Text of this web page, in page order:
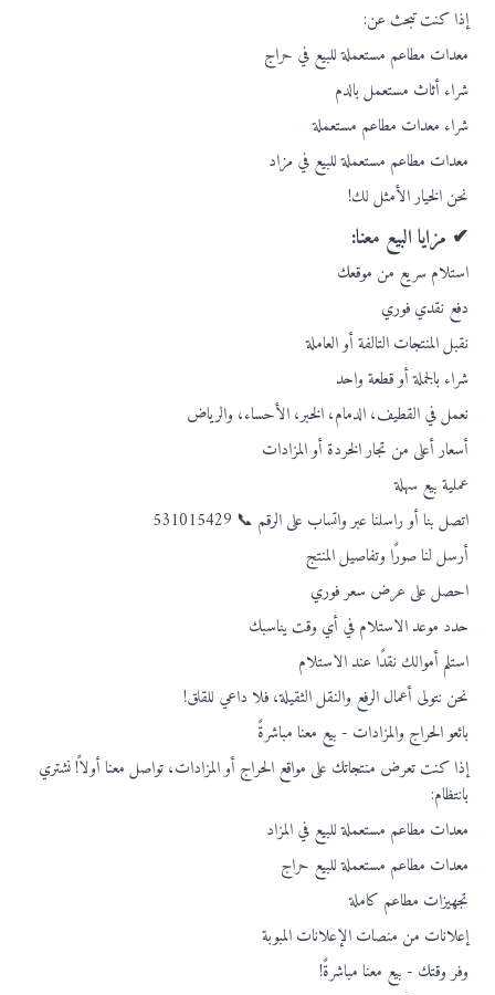
إذا كنت تبحث عن:
معدات مطاعم مستعملة للبيع في حراج
شراء أثاث مستعمل بالدم
شراء معدات مطاعم مستعملة
معدات مطاعم مستعملة للبيع في مزاد
نحن الخيار الأمثل لك!
✔ مزايا البيع معنا:
استلام سريع من موقعك
دفع نقدي فوري
نقبل المنتجات التالفة أو العاملة
شراء بالجملة أو قطعة واحد
نعمل في القطيف، الدمام، الخبر، الأحساء، والرياض
أسعار أعلى من تجار الخردة أو المزادات
عملية بيع سهلة
اتصل بنا أو راسلنا عبر واتساب على الرقم 📞 531015429
أرسل لنا صورًا وتفاصيل المنتج
احصل على عرض سعر فوري
حدد موعد الاستلام في أي وقت يناسبك
استلم أموالك نقدًا عند الاستلام
نحن نتولى أعمال الرفع والنقل الثقيلة، فلا داعي للقلق!
بائعو الحراج والمزادات - بيع معنا مباشرةً
إذا كنت تعرض منتجاتك على مواقع الحراج أو المزادات، تواصل معنا أولاً! نشتري
بانتظام:
معدات مطاعم مستعملة للبيع في المزاد
معدات مطاعم مستعملة للبيع حراج
تجهيزات مطاعم كاملة
إعلانات من منصات الإعلانات المبوبة
وفر وقتك - بيع معنا مباشرةً!